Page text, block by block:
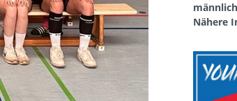
Nähere